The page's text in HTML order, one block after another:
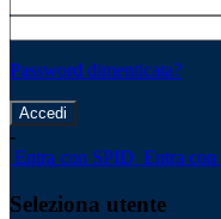
Password dimenticata?
-
Entra con SPID Entra con
Seleziona utente